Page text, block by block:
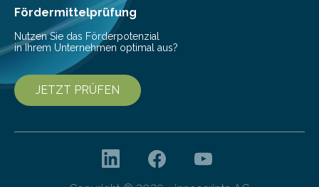
Gefahr erheblicher…
Fördermittelprüfung
Nutzen Sie das Förderpotenzial
in Ihrem Unternehmen optimal aus?
JETZT PRÜFEN